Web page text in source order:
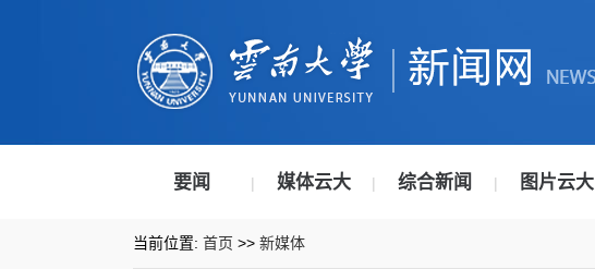
要闻 | 媒体云大 | 综合新闻 | 图片云大
当前位置: 首页 >> 新媒体